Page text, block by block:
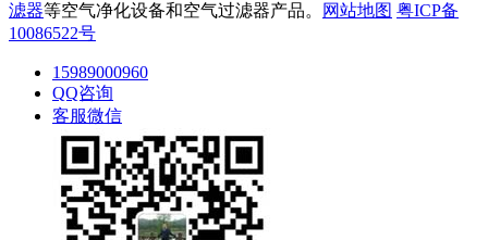
滤器等空气净化设备和空气过滤器产品。 网站地图 粤ICP备
10086522号
15989000960
QQ咨询
客服微信